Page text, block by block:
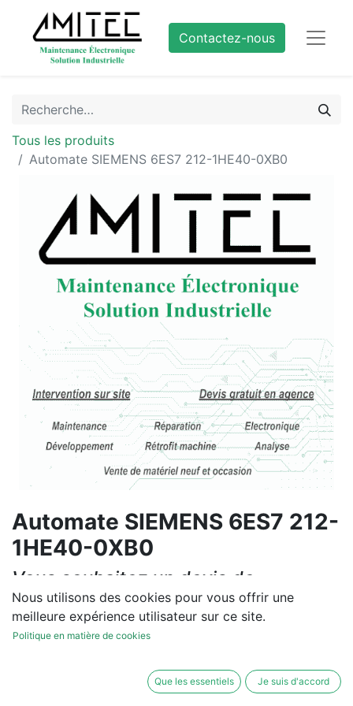
Contactez-nous
Tous les produits
Automate SIEMENS 6ES7 212-1HE40-0XB0
Automate SIEMENS 6ES7 212-
1HE40-0XB0
Vous souhaitez un devis de
réparation ou de vente, un
diagnostic sur site?
Nous utilisons des cookies pour vous offrir une
meilleure expérience utilisateur sur ce site.
Politique en matière de cookies
Que les essentiels Je suis d'accord